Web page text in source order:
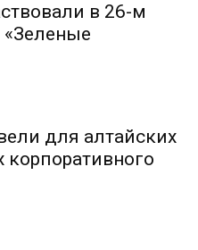
в 26-м
«Зеленые
для алтайских
корпоративного